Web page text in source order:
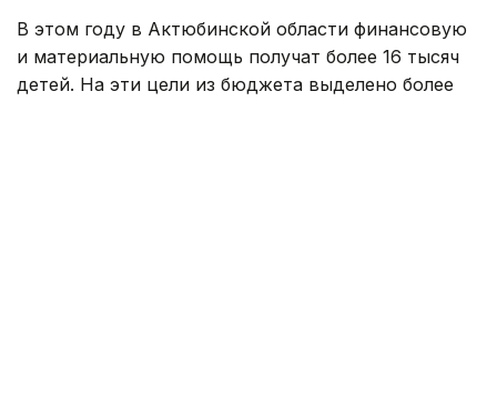
В этом году в Актюбинской области финансовую
и материальную помощь получат более 16 тысяч
детей. На эти цели из бюджета выделено более